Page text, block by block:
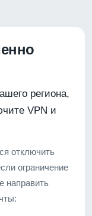
региона,
VPN и
отключить
ограничение
направить